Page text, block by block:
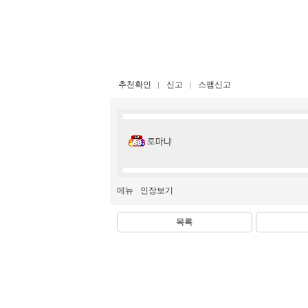
추천확인 신고 스팸신고
로마냐
메뉴 인장보기
목록